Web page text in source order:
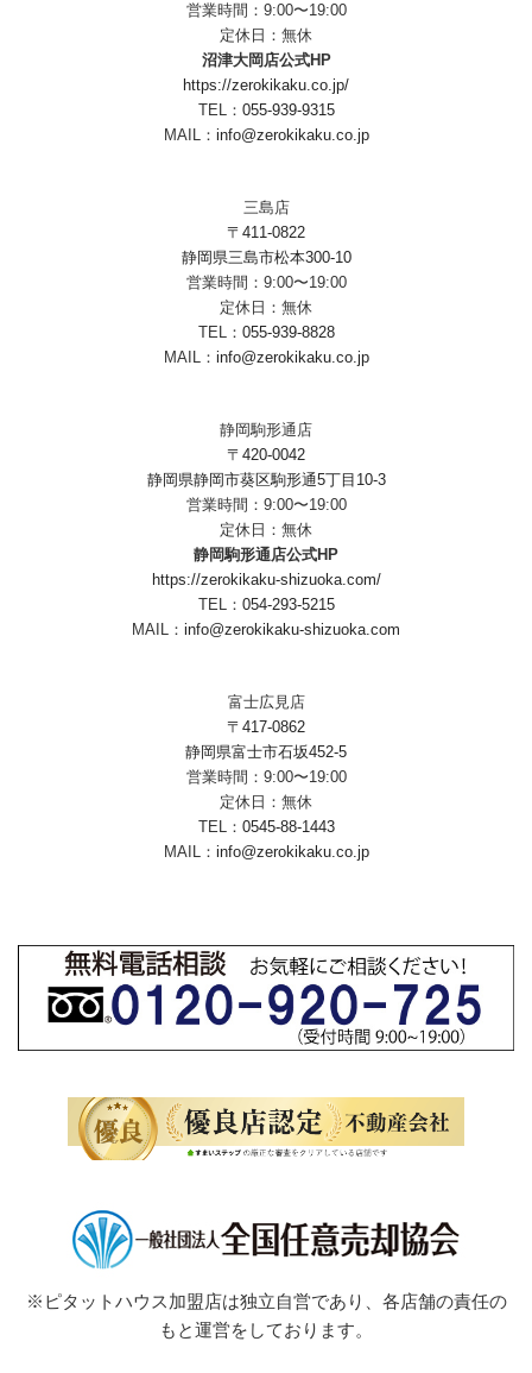
営業時間：9:00〜19:00
定休日：無休
沼津大岡店公式HP
https://zerokikaku.co.jp/
TEL： 055-939-9315
MAIL： info@zerokikaku.co.jp
三島店
〒411-0822
静岡県三島市松本300-10
営業時間：9:00〜19:00
定休日：無休
TEL： 055-939-8828
MAIL： info@zerokikaku.co.jp
静岡駒形通店
〒420-0042
静岡県静岡市葵区駒形通5丁目10-3
営業時間：9:00〜19:00
定休日：無休
静岡駒形通店公式HP
https://zerokikaku-shizuoka.com/
TEL： 054-293-5215
MAIL： info@zerokikaku-shizuoka.com
富士広見店
〒417-0862
静岡県富士市石坂452-5
営業時間：9:00〜19:00
定休日：無休
TEL： 0545-88-1443
MAIL： info@zerokikaku.co.jp
※ピタットハウス加盟店は独立自営であり、各店舗の責任の
もと運営をしております。